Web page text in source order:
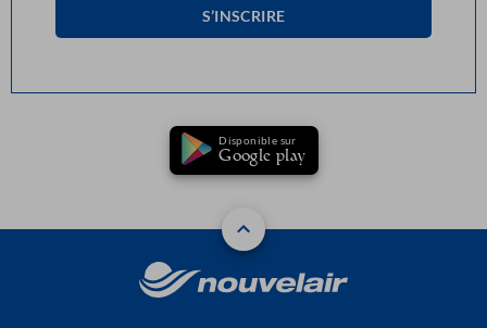
S’INSCRIRE
Disponible sur
Google play